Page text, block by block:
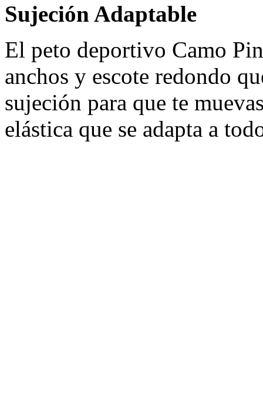
Sujeción Adaptable
El peto deportivo Camo
anchos y escote redondo
sujeción para que te
elástica que se adapta a